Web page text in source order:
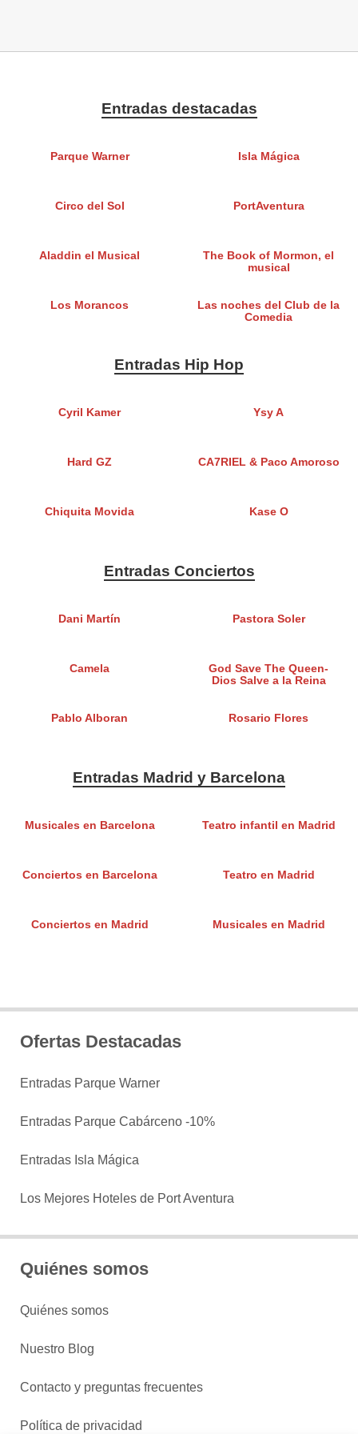
Entradas destacadas
Parque Warner Isla Mágica
Circo del Sol PortAventura
Aladdin el Musical
The Book of Mormon, el
musical
Los Morancos
Las noches del Club de la
Comedia
Entradas Hip Hop
Cyril Kamer Ysy A
Hard GZ CA7RIEL & Paco Amoroso
Chiquita Movida Kase O
Entradas Conciertos
Dani Martín Pastora Soler
Camela
God Save The Queen-
Dios Salve a la Reina
Pablo Alboran Rosario Flores
Entradas Madrid y Barcelona
Musicales en Barcelona Teatro infantil en Madrid
Conciertos en Barcelona Teatro en Madrid
Conciertos en Madrid Musicales en Madrid
Ofertas Destacadas
Entradas Parque Warner
Entradas Parque Cabárceno -10%
Entradas Isla Mágica
Los Mejores Hoteles de Port Aventura
Quiénes somos
Quiénes somos
Nuestro Blog
Contacto y preguntas frecuentes
Política de privacidad